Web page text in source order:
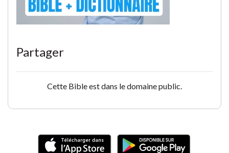
Partager
Cette Bible est dans le domaine public.